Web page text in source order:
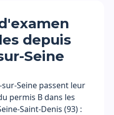
depuis
Seine
Seine passent leur
permis B dans les
Saint-Denis (93) :